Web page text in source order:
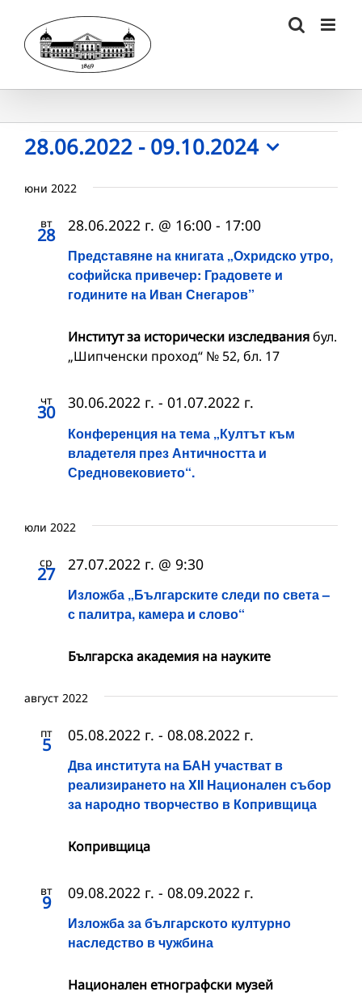
content
Събития
28.06.2022 - 09.10.2024
date.
юни 2022
вт
28
Представяне на книгата „Охридско утро,
софийска привечер: Градовете и
годините на Иван Снегаров”
28.06.2022 г. @ 16:00 - 17:00
Институт за исторически изследваниябул.
„Шипченски проход“ № 52, бл. 17
чт
30
Конференция на тема „Култът към
владетеля през Античността и
Средновековието“.
30.06.2022 г. - 01.07.2022 г.
юли 2022
ср
27
Изложба „Българските следи по света –
с палитра, камера и слово“
27.07.2022 г. @ 9:30
Българска академия на науките
август 2022
пт
5
Два института на БАН участват в
реализирането на XII Национален събор
за народно творчество в Копривщица
05.08.2022 г. - 08.08.2022 г.
Копривщица
вт
9
Изложба за българското културно
наследство в чужбина
09.08.2022 г. - 08.09.2022 г.
Национален етнографски музей